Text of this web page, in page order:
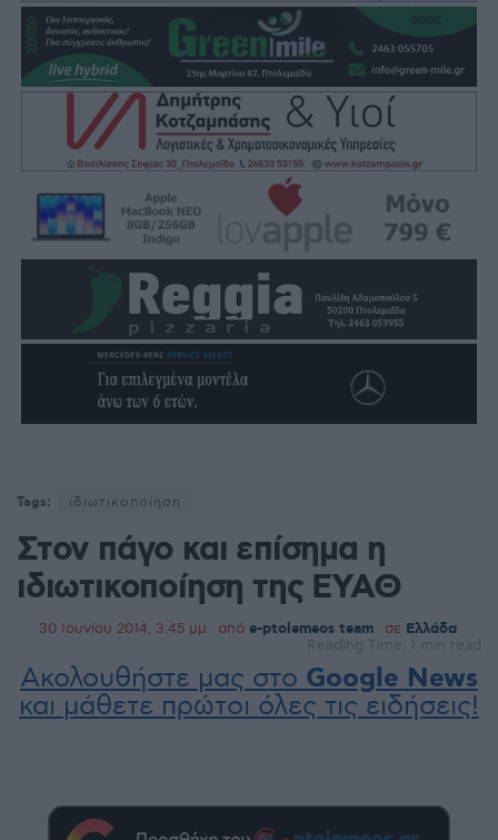
Tags: ιδιωτικοποίηση
Στον πάγο και επίσημα η
ιδιωτικοποίηση της ΕΥΑΘ
30 Ιουνίου 2014, 3:45 μμ από e-ptolemeos team σε Ελλάδα
Reading Time: 1 min read
Ακολουθήστε μας στο Google News
και μάθετε πρώτοι όλες τις ειδήσεις!